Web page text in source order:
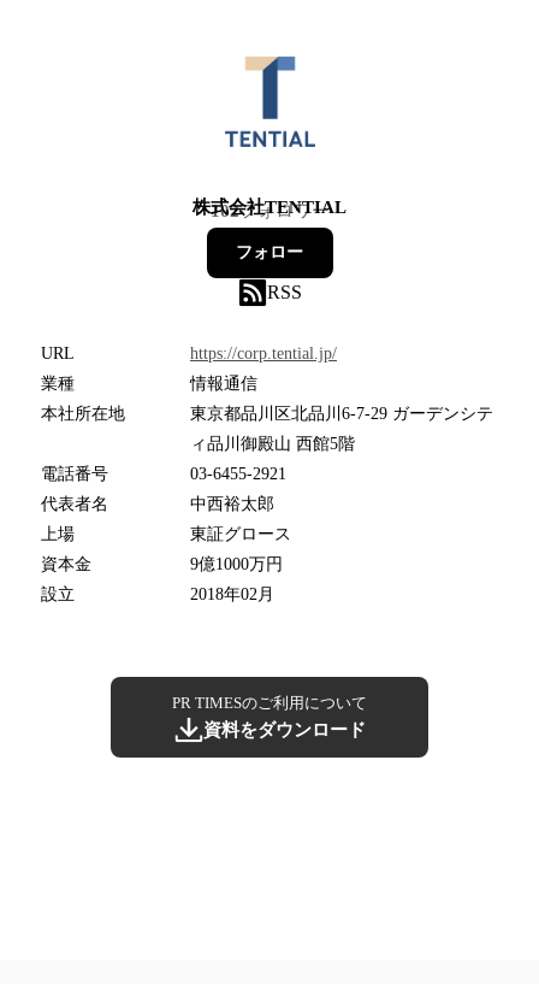
株式会社TENTIAL
102フォロワー
フォロー
RSS
URL
https://corp.tential.jp/
業種
情報通信
本社所在地
東京都品川区北品川6-7-29 ガーデンシテ
ィ品川御殿山 西館5階
電話番号
03-6455-2921
代表者名
中西裕太郎
上場
東証グロース
資本金
9億1000万円
設立
2018年02月
PR TIMESのご利用について
資料をダウンロード